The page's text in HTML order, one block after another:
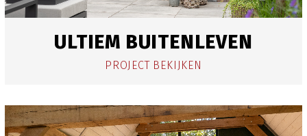
ULTIEM BUITENLEVEN
PROJECT BEKIJKEN